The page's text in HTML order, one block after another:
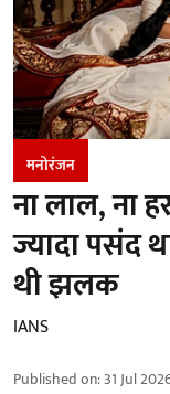
मनोरंजन
ना लाल, ना
ज्यादा पसंद
थी झलक
IANS
Published on:31 Jul